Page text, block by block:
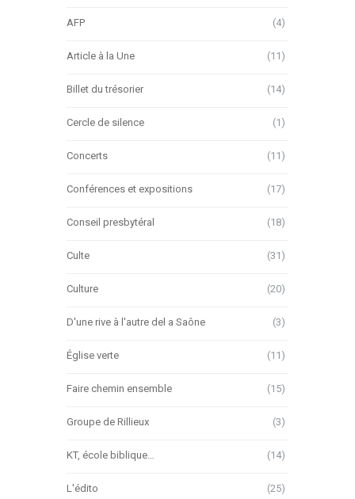
AFP (4)
Article à la Une (11)
Billet du trésorier (14)
Cercle de silence (1)
Concerts (11)
Conférences et expositions (17)
Conseil presbytéral (18)
Culte (31)
Culture (20)
D'une rive à l'autre del a Saône (3)
Église verte (11)
Faire chemin ensemble (15)
Groupe de Rillieux (3)
KT, école biblique… (14)
L'édito (25)